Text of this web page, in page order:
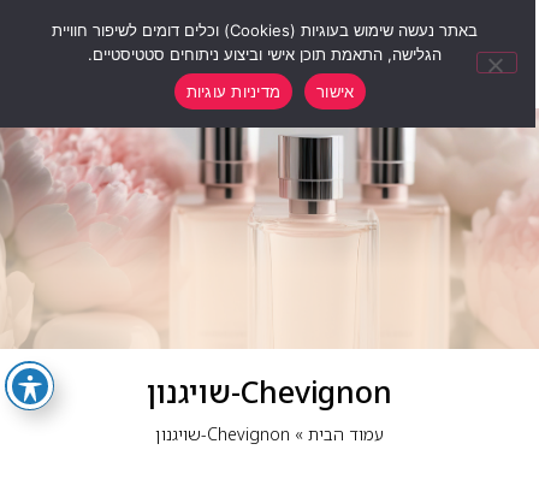
Chevignon-שויגנון
עמוד הבית» Chevignon-שויגנון
באתר נעשה שימוש בעוגיות (Cookies) וכלים דומים לשיפור חוויית
הגלישה, התאמת תוכן אישי וביצוע ניתוחים סטטיסטיים.
אישור
מדיניות עוגיות